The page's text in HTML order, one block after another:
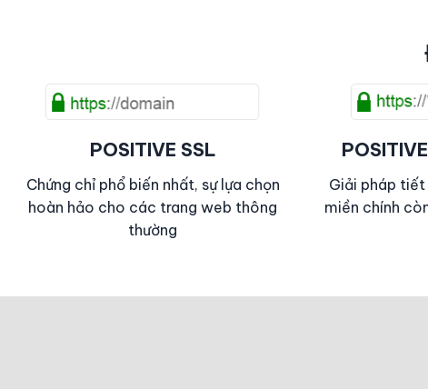
POSITIVE SSL
Chứng chỉ phổ biến nhất, sự lựa chọn
hoàn hảo cho các trang web thông
thường
Giải pháp
miền chính